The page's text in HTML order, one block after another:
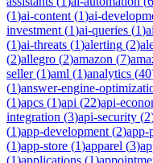
(1)ai-content (1)ai-
investment (1)ai-queries (1)
(1)ai-threats (1)alerting (2)
(2)allegro (2)amazon (7)
seller(1)aml (1)analytics (40
(1)answer-engine-
(1)apcs (1)api (22)api-
integration (3)api-security (2
(1)app-development (2)app-
(1)app-store (1)apparel (3)
(1)applications (1)